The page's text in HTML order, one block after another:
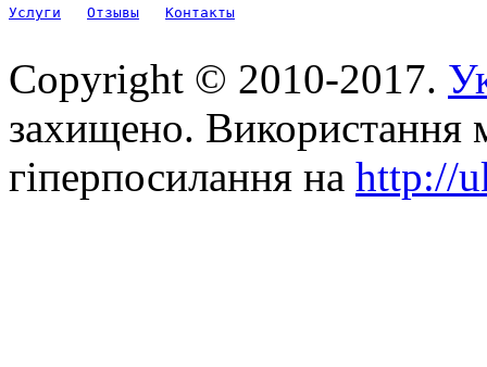
Услуги Отзывы Контакты
Copyright © 2010-2017.
захищено. Використання
гіперпосилання на http://